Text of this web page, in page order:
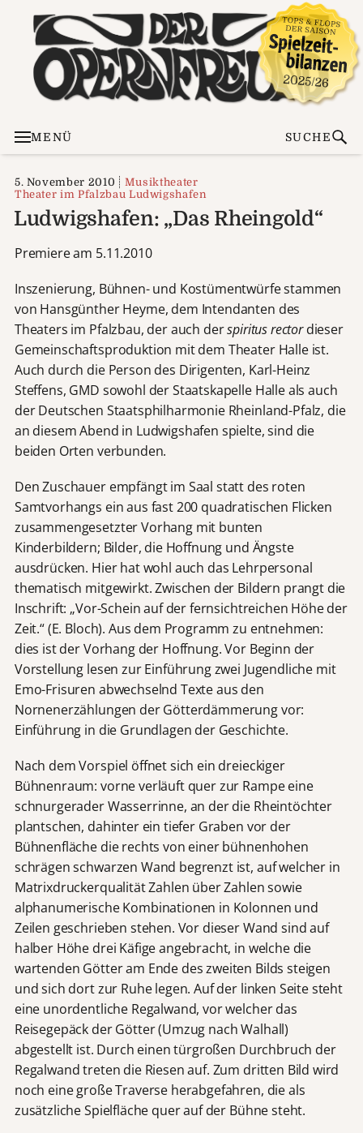
MENÜ SUCHE
5. November 2010
Musiktheater
Theater im Pfalzbau Ludwigshafen
Ludwigshafen: „Das Rheingold“
Premiere am 5.11.2010
Inszenierung, Bühnen- und Kostümentwürfe stammen
von Hansgünther Heyme, dem Intendanten des
Theaters im Pfalzbau, der auch derspiritus rectordieser
Gemeinschaftsproduktion mit dem Theater Halle ist.
Auch durch die Person des Dirigenten, Karl-Heinz
Steffens, GMD sowohl der Staatskapelle Halle als auch
der Deutschen Staatsphilharmonie Rheinland-Pfalz, die
an diesem Abend in Ludwigshafen spielte, sind die
beiden Orten verbunden.
Den Zuschauer empfängt im Saal statt des roten
Samtvorhangs ein aus fast 200 quadratischen Flicken
zusammengesetzter Vorhang mit bunten
Kinderbildern; Bilder, die Hoffnung und Ängste
ausdrücken. Hier hat wohl auch das Lehrpersonal
thematisch mitgewirkt. Zwischen der Bildern prangt die
Inschrift: „Vor-Schein auf der fernsichtreichen Höhe der
Zeit.“ (E. Bloch). Aus dem Programm zu entnehmen:
dies ist der Vorhang der Hoffnung. Vor Beginn der
Vorstellung lesen zur Einführung zwei Jugendliche mit
Emo-Frisuren abwechselnd Texte aus den
Nornenerzählungen der Götterdämmerung vor:
Einführung in die Grundlagen der Geschichte.
Nach dem Vorspiel öffnet sich ein dreieckiger
Bühnenraum: vorne verläuft quer zur Rampe eine
schnurgerader Wasserrinne, an der die Rheintöchter
plantschen, dahinter ein tiefer Graben vor der
Bühnenfläche die rechts von einer bühnenhohen
schrägen schwarzen Wand begrenzt ist, auf welcher in
Matrixdruckerqualität Zahlen über Zahlen sowie
alphanumerische Kombinationen in Kolonnen und
Zeilen geschrieben stehen. Vor dieser Wand sind auf
halber Höhe drei Käfige angebracht, in welche die
wartenden Götter am Ende des zweiten Bilds steigen
und sich dort zur Ruhe legen. Auf der linken Seite steht
eine unordentliche Regalwand, vor welcher das
Reisegepäck der Götter (Umzug nach Walhall)
abgestellt ist. Durch einen türgroßen Durchbruch der
Regalwand treten die Riesen auf. Zum dritten Bild wird
noch eine große Traverse herabgefahren, die als
zusätzliche Spielfläche quer auf der Bühne steht.